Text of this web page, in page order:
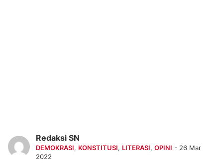
Redaksi SN
DEMOKRASI, KONSTITUSI, LITERASI,OPINI - 26 Mar
2022